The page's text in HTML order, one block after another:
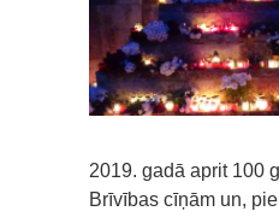
2019. gadā aprit 100
Brīvības cīņām un,